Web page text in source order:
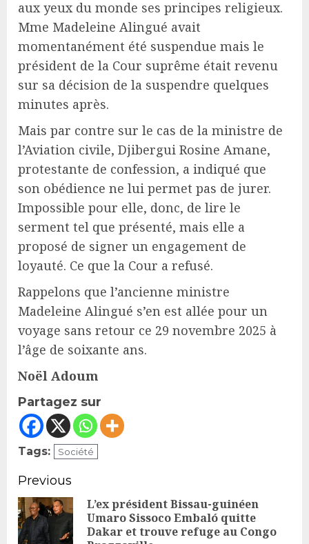
aux yeux du monde ses principes religieux.
Mme Madeleine Alingué avait
momentanément été suspendue mais le
président de la Cour suprême était revenu
sur sa décision de la suspendre quelques
minutes après.
Mais par contre sur le cas de la ministre de
l’Aviation civile, Djibergui Rosine Amane,
protestante de confession, a indiqué que
son obédience ne lui permet pas de jurer.
Impossible pour elle, donc, de lire le
serment tel que présenté, mais elle a
proposé de signer un engagement de
loyauté. Ce que la Cour a refusé.
Rappelons que l’ancienne ministre
Madeleine Alingué s’en est allée pour un
voyage sans retour ce 29 novembre 2025 à
l’âge de soixante ans.
Noël Adoum
Partagez sur
Tags: Société
Continue
Reading
Previous
L’ex président Bissau-guinéen
Umaro Sissoco Embaló quitte
Dakar et trouve refuge au Congo